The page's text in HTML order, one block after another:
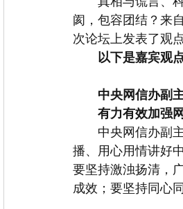
阂，包容团结？来
次论坛上发表了观
以下是嘉宾观
中央网信办副
有力有效加强
中央网信办副主
播、用心用情讲好
要坚持激浊扬清，
成效；要坚持同心